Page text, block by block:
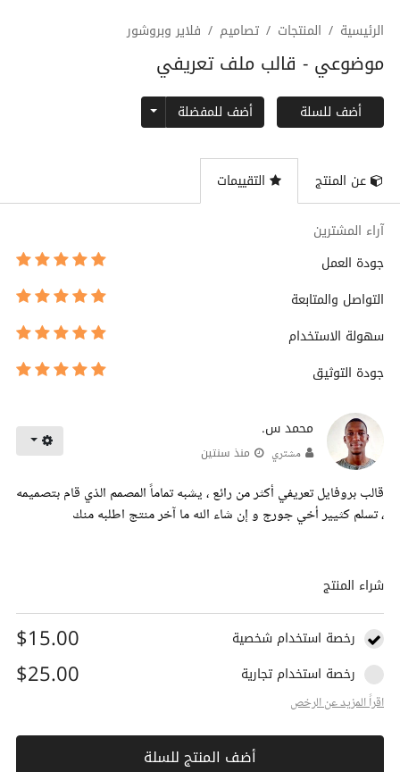
الرئيسية المنتجات تصاميم فلاير وبروشور
موضوعي - قالب ملف تعريفي
أضف للسلة أضف للمفضلة Toggle Dropdown
عن المنتج التقييمات
آراء المشترين
جودة العمل
التواصل والمتابعة
سهولة الاستخدام
جودة التوثيق
محمد س.
مشتري منذ سنتين
قالب بروفايل تعريفي أكثر من رائع ، يشبه تماماً المصمم الذي قام بتصميمه
، تسلم كثيير أخي جورج و إن شاء الله ما آخر منتج اطلبه منك
شراء المنتج
رخصة استخدام شخصية $15.00
رخصة استخدام تجارية $25.00
اقراً المزيد عن الرخص
أضف المنتج للسلة